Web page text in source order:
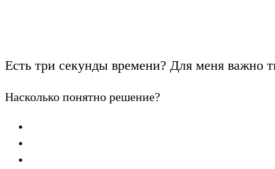
Есть три секунды времени? Для меня важно
Насколько понятно решение?